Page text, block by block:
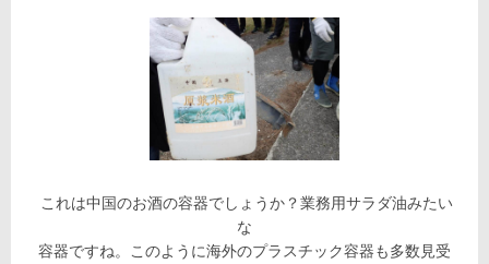
これは中国のお酒の容器でしょうか？業務用サラダ油みたい
な
容器ですね。このように海外のプラスチック容器も多数見受